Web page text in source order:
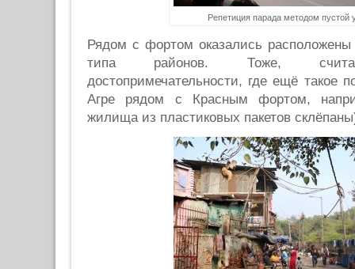
Репетиция парада методом пустой
Рядом с фортом оказались расположены
типа районов. Тоже,
достопримечательности, где ещё такое
Агре рядом с Красным фортом,
жилища из пластиковых пакетов